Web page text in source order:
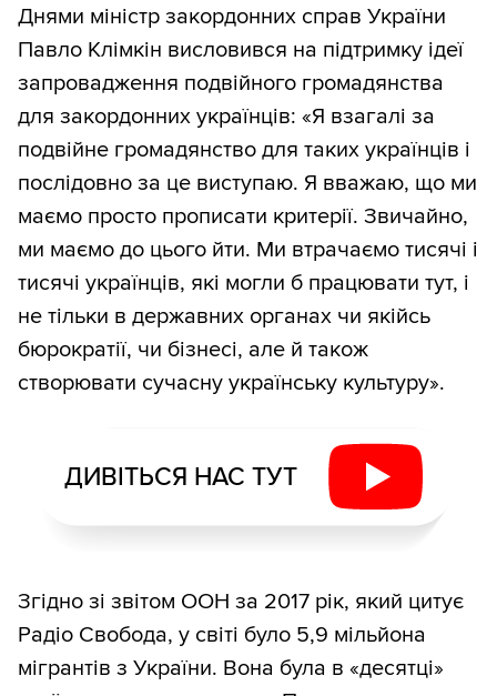
Днями міністр закордонних справ України
Павло Клімкін висловився на підтримку ідеї
запровадження подвійного громадянства
для закордонних українців: «Я взагалі за
подвійне громадянство для таких українців і
послідовно за це виступаю. Я вважаю, що ми
маємо просто прописати критерії. Звичайно,
ми маємо до цього йти. Ми втрачаємо тисячі і
тисячі українців, які могли б працювати тут, і
не тільки в державних органах чи якійсь
бюрократії, чи бізнесі, але й також
створювати сучасну українську культуру».
ДИВІТЬСЯ НАС ТУТ
Згідно зі звітом ООН за 2017 рік, який цитує
Радіо Свобода, у світі було 5,9 мільйона
мігрантів з України. Вона була в «десятці»